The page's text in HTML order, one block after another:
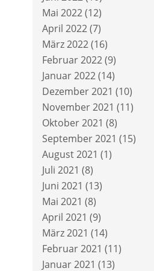
Mai 2022(12)
April 2022(7)
März 2022(16)
Februar 2022(9)
Januar 2022(14)
Dezember 2021 (10)
November 2021 (11)
Oktober 2021 (8)
September 2021 (15)
August 2021 (1)
Juli 2021 (8)
Juni 2021 (13)
Mai 2021 (8)
April 2021 (9)
März 2021 (14)
Februar 2021 (11)
Januar 2021 (13)